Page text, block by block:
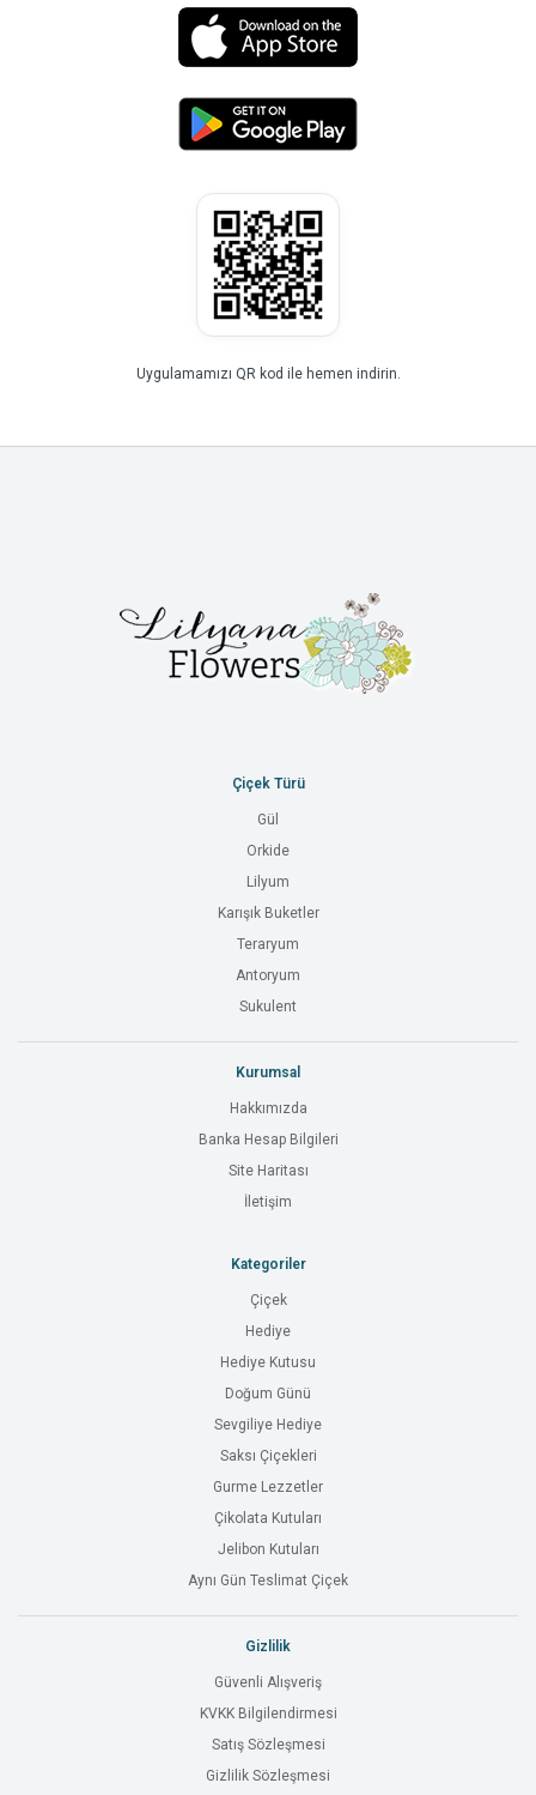
Uygulamamızı QR kod ile hemen indirin.
Çiçek Türü
Gül
Orkide
Lilyum
Karışık Buketler
Teraryum
Antoryum
Sukulent
Kurumsal
Hakkımızda
Banka Hesap Bilgileri
Site Haritası
İletişim
Kategoriler
Çiçek
Hediye
Hediye Kutusu
Doğum Günü
Sevgiliye Hediye
Saksı Çiçekleri
Gurme Lezzetler
Çikolata Kutuları
Jelibon Kutuları
Aynı Gün Teslimat Çiçek
Gizlilik
Güvenli Alışveriş
KVKK Bilgilendirmesi
Satış Sözleşmesi
Gizlilik Sözleşmesi